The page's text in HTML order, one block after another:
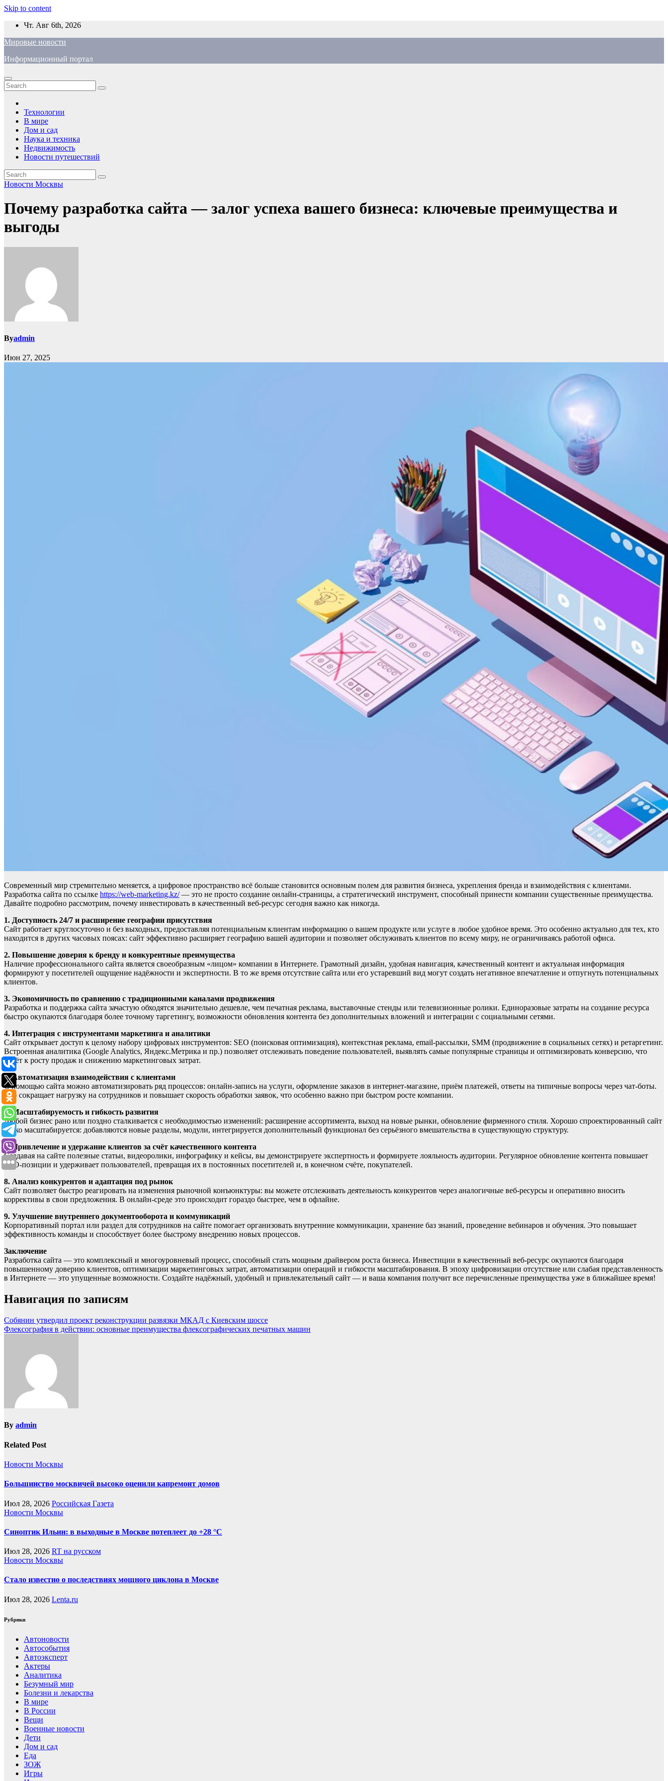
Skip to content
Чт. Авг 6th, 2026
Мировые новости
Информационный портал
Технологии
В мире
Дом и сад
Наука и техника
Недвижимость
Новости путешествий
Новости Москвы
Почему разработка сайта — залог успеха вашего бизнеса: ключевые преимущества и
выгоды
Byadmin
Июн 27, 2025
Современный мир стремительно меняется, а цифровое пространство всё больше становится основным полем для развития бизнеса, укрепления бренда и взаимодействия с клиентами.
Разработка сайта по ссылке https://web-marketing.kz/— это не просто создание онлайн-страницы, а стратегический инструмент, способный принести компании существенные преимущества.
Давайте подробно рассмотрим, почему инвестировать в качественный веб-ресурс сегодня важно как никогда.
1. Доступность 24/7 и расширение географии присутствия
Сайт работает круглосуточно и без выходных, предоставляя потенциальным клиентам информацию о вашем продукте или услуге в любое удобное время. Это особенно актуально для тех, кто
находится в других часовых поясах: сайт эффективно расширяет географию вашей аудитории и позволяет обслуживать клиентов по всему миру, не ограничиваясь работой офиса.
2. Повышение доверия к бренду и конкурентные преимущества
Наличие профессионального сайта является своеобразным «лицом» компании в Интернете. Грамотный дизайн, удобная навигация, качественный контент и актуальная информация
формируют у посетителей ощущение надёжности и экспертности. В то же время отсутствие сайта или его устаревший вид могут создать негативное впечатление и отпугнуть потенциальных
клиентов.
3. Экономичность по сравнению с традиционными каналами продвижения
Разработка и поддержка сайта зачастую обходятся значительно дешевле, чем печатная реклама, выставочные стенды или телевизионные ролики. Единоразовые затраты на создание ресурса
быстро окупаются благодаря более точному таргетингу, возможности обновления контента без дополнительных вложений и интеграции с социальными сетями.
4. Интеграция с инструментами маркетинга и аналитики
Сайт открывает доступ к целому набору цифровых инструментов: SEO (поисковая оптимизация), контекстная реклама, email-рассылки, SMM (продвижение в социальных сетях) и ретаргетинг.
Встроенная аналитика (Google Analytics, Яндекс.Метрика и пр.) позволяет отслеживать поведение пользователей, выявлять самые популярные страницы и оптимизировать конверсию, что
ведёт к росту продаж и снижению маркетинговых затрат.
5. Автоматизация взаимодействия с клиентами
С помощью сайта можно автоматизировать ряд процессов: онлайн-запись на услуги, оформление заказов в интернет-магазине, приём платежей, ответы на типичные вопросы через чат-боты.
Это сокращает нагрузку на сотрудников и повышает скорость обработки заявок, что особенно важно при быстром росте компании.
6. Масштабируемость и гибкость развития
Любой бизнес рано или поздно сталкивается с необходимостью изменений: расширение ассортимента, выход на новые рынки, обновление фирменного стиля. Хорошо спроектированный сайт
легко масштабируется: добавляются новые разделы, модули, интегрируется дополнительный функционал без серьёзного вмешательства в существующую структуру.
7. Привлечение и удержание клиентов за счёт качественного контента
Создавая на сайте полезные статьи, видеоролики, инфографику и кейсы, вы демонстрируете экспертность и формируете лояльность аудитории. Регулярное обновление контента повышает
SEO-позиции и удерживает пользователей, превращая их в постоянных посетителей и, в конечном счёте, покупателей.
8. Анализ конкурентов и адаптация под рынок
Сайт позволяет быстро реагировать на изменения рыночной конъюнктуры: вы можете отслеживать деятельность конкурентов через аналогичные веб-ресурсы и оперативно вносить
коррективы в свои предложения. В онлайн-среде это происходит гораздо быстрее, чем в офлайне.
9. Улучшение внутреннего документооборота и коммуникаций
Корпоративный портал или раздел для сотрудников на сайте помогает организовать внутренние коммуникации, хранение баз знаний, проведение вебинаров и обучения. Это повышает
эффективность команды и способствует более быстрому внедрению новых процессов.
Заключение
Разработка сайта — это комплексный и многоуровневый процесс, способный стать мощным драйвером роста бизнеса. Инвестиции в качественный веб-ресурс окупаются благодаря
повышенному доверию клиентов, оптимизации маркетинговых затрат, автоматизации операций и гибкости масштабирования. В эпоху цифровизации отсутствие или слабая представленность
в Интернете — это упущенные возможности. Создайте надёжный, удобный и привлекательный сайт — и ваша компания получит все перечисленные преимущества уже в ближайшее время!
Навигация по записям
Собянин утвердил проект реконструкции развязки МКАД с Киевским шоссе
Флексография в действии: основные преимущества флексографических печатных машин
By admin
Related Post
Новости Москвы
Большинство москвичей высоко оценили капремонт домов
Июл 28, 2026 Российская Газета
Новости Москвы
Синоптик Ильин: в выходные в Москве потеплеет до +28 °C
Июл 28, 2026 RT на русском
Новости Москвы
Стало известно о последствиях мощного циклона в Москве
Июл 28, 2026 Lenta.ru
Рубрики
Автоновости
Автособытия
Автоэксперт
Актеры
Аналитика
Безумный мир
Болезни и лекарства
В мире
В России
Вещи
Военные новости
Дети
Дом и сад
Еда
ЗОЖ
Игры